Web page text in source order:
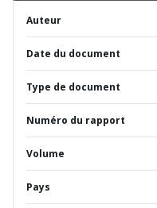
Auteur
Date du document
Type de document
Numéro du rapport
Volume
Pays